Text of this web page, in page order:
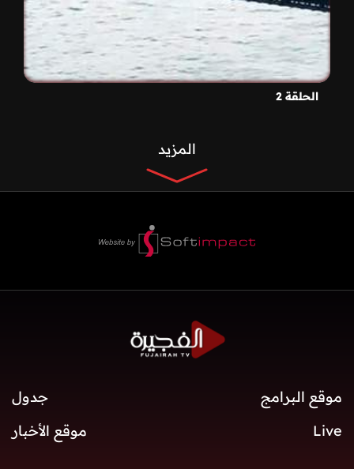
الحلقة 2
المزيد
موقع البرامج
جدول
Live
موقع الأخبار